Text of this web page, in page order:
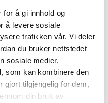
for å gi innhold og
å levere sosiale
trafikken vår. Vi deler
du bruker nettstedet
sosiale medier,
som kan kombinere den
gjort tilgjengelig for dem,
din bruk av
kollegaer.
som leder og
tidligere har jobbet
og fortsetter: